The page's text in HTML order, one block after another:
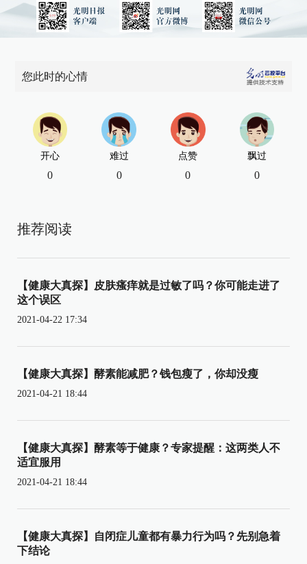
您此时的心情
开心
0
难过
0
点赞
0
飘过
0
推荐阅读
【健康大真探】皮肤瘙痒就是过敏了吗？你可能走进了
这个误区
2021-04-22 17:34
【健康大真探】酵素能减肥？钱包瘦了，你却没瘦
2021-04-21 18:44
【健康大真探】酵素等于健康？专家提醒：这两类人不
适宜服用
2021-04-21 18:44
【健康大真探】自闭症儿童都有暴力行为吗？先别急着
下结论